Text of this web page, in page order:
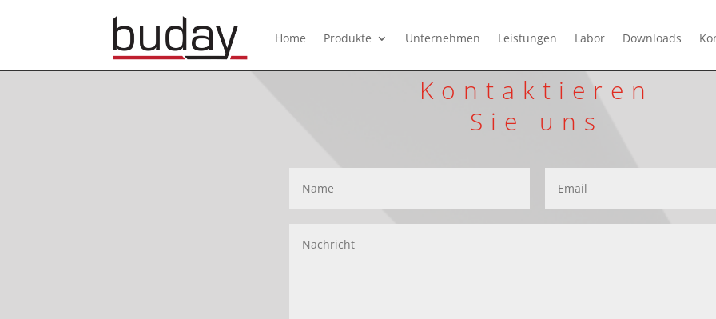
Home Produkte Unternehmen Leistungen Labor Downloads
Kontaktieren
Sie uns